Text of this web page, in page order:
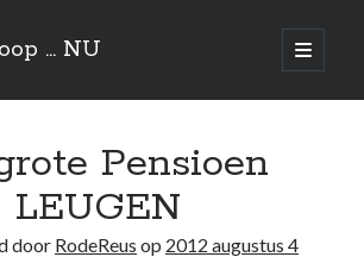
... NU
open
primair
Mooier…Pensioen
LEUGEN
door RodeReus op 2012 augustus 4